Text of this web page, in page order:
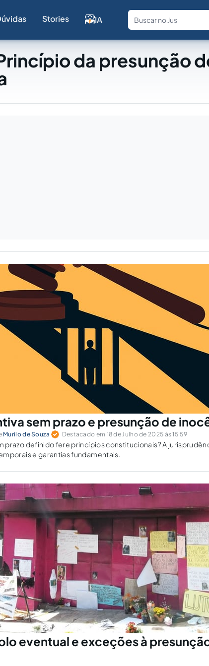
Stories IA
Fale com
da presunção
sem prazo e presunção de
Murilo de Souza Destacado em 18 de Julho de 2025 às 15:59
prazo definido fere princípios constitucionais? A
e garantias fundamentais.
eventual e exceções à